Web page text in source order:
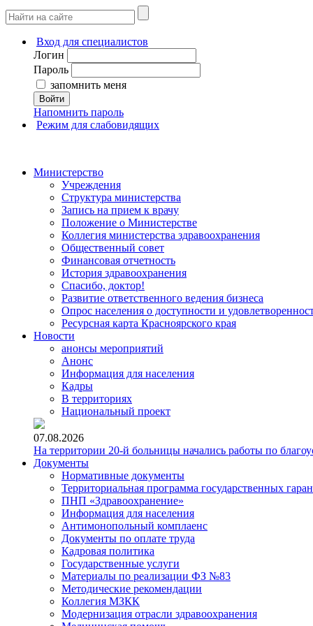
Вход для специалистов
Логин
Пароль
запомнить меня
Войти
Напомнить пароль
Режим для слабовидящих
Министерство
Учреждения
Структура министерства
Запись на прием к врачу
Положение о Министерстве
Коллегия министерства здравоохранения
Общественный совет
Финансовая отчетность
История здравоохранения
Спасибо, доктор!
Развитие ответственного ведения бизнеса
Опрос населения о доступности и
Ресурсная карта Красноярского края
Новости
анонсы мероприятий
Анонс
Информация для населения
Кадры
В территориях
Национальный проект
07.08.2026
На территории 20-й больницы начались работы по
Документы
Нормативные документы
Территориальная программа государственных
ПНП «Здравоохранение»
Информация для населения
Антимонопольный комплаенс
Документы по оплате труда
Кадровая политика
Государственные услуги
Материалы по реализации ФЗ №83
Методические рекомендации
Коллегия МЗКК
Модернизация отрасли здравоохранения